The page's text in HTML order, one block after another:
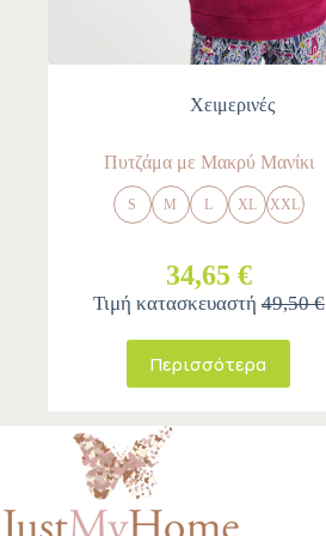
Χειμερινές
Πυτζάμα με Μακρύ Μανίκι
S M L XL XXL
34,65 €
Τιμή κατασκευαστή 49,50 €
Περισσότερα